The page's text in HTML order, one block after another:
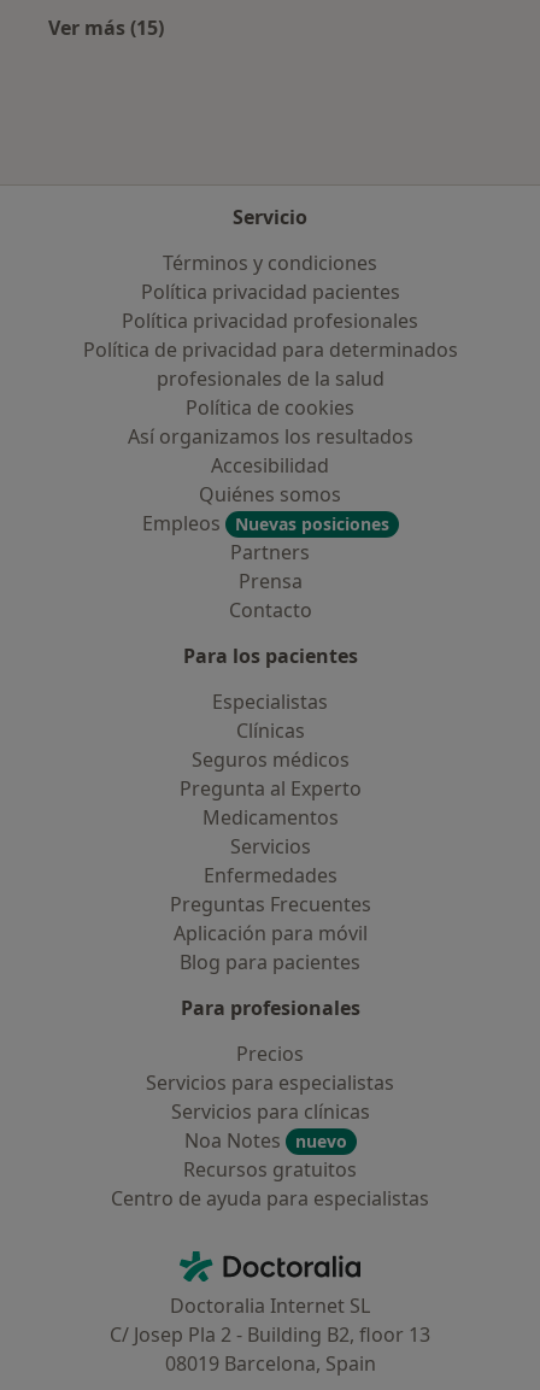
Ver más (15)
Servicio
Términos y condiciones
Política privacidad pacientes
Política privacidad profesionales
Política de privacidad para determinados
profesionales de la salud
Política de cookies
Así organizamos los resultados
Accesibilidad
Quiénes somos
Empleos
Nuevas posiciones
Partners
Prensa
Contacto
Para los pacientes
Especialistas
Clínicas
Seguros médicos
Pregunta al Experto
Medicamentos
Servicios
Enfermedades
Preguntas Frecuentes
Aplicación para móvil
Blog para pacientes
Para profesionales
Precios
Servicios para especialistas
Servicios para clínicas
Noa Notes
nuevo
Recursos gratuitos
Centro de ayuda para especialistas
Doctoralia - Página de inicio
Doctoralia Internet SL
C/ Josep Pla 2 - Building B2, floor 13
08019 Barcelona, Spain